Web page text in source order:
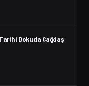
Dokuda Çağdaş